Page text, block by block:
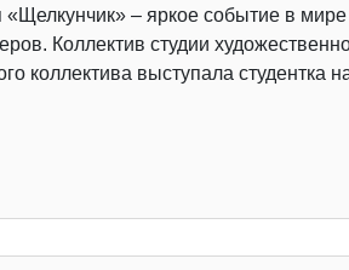
– яркое событие в
Коллектив студии
коллектива выступала